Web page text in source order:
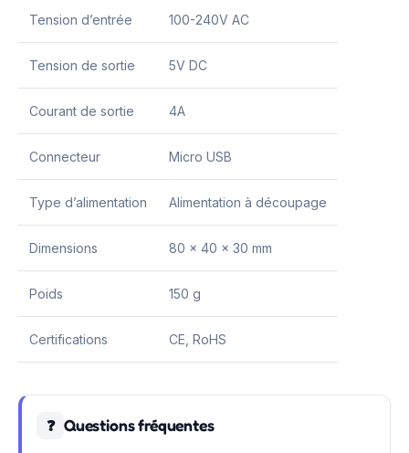
Tension d’entrée 100-240V AC
Tension de sortie 5V DC
Courant de sortie 4A
Connecteur Micro USB
Type d’alimentation Alimentation à découpage
Dimensions 80 x 40 x 30 mm
Poids 150 g
Certifications CE, RoHS
❓ Questions fréquentes